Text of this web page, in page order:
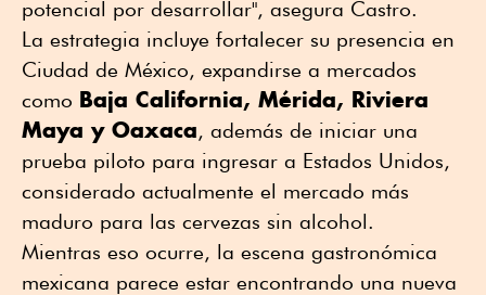
potencial por desarrollar", asegura Castro.
La estrategia incluye fortalecer su presencia en
Ciudad de México, expandirse a mercados
como Baja California, Mérida, Riviera
Maya y Oaxaca, además de iniciar una
prueba piloto para ingresar a Estados Unidos,
considerado actualmente el mercado más
maduro para las cervezas sin alcohol.
Mientras eso ocurre, la escena gastronómica
mexicana parece estar encontrando una nueva